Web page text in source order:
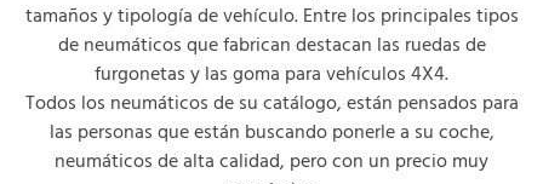
tamaños y tipología de vehículo. Entre los principales tipos
de neumáticos que fabrican destacan las ruedas de
furgonetas y las goma para vehículos 4X4.
Todos los neumáticos de su catálogo, están pensados para
las personas que están buscando ponerle a su coche,
neumáticos de alta calidad, pero con un precio muy